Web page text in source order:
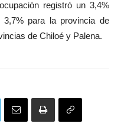
registró un 3,4%
para la provincia de
de Chiloé y Palena.